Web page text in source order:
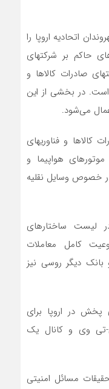
اتحادیه اروپا را
حاکم بر شرکتهای
صادرات کالاها و
است. در بخشی از این
کالاها و فناوریهای
هواپیما و
خصوص وسایل نقلیه
لیست ساختارهای
کامل معاملات
بانک دیگر روسی نیز
پخش در اروپا برای
تی وی، روسیه ۱، رن-تی وی و کانال یک
مسائل امنیتی